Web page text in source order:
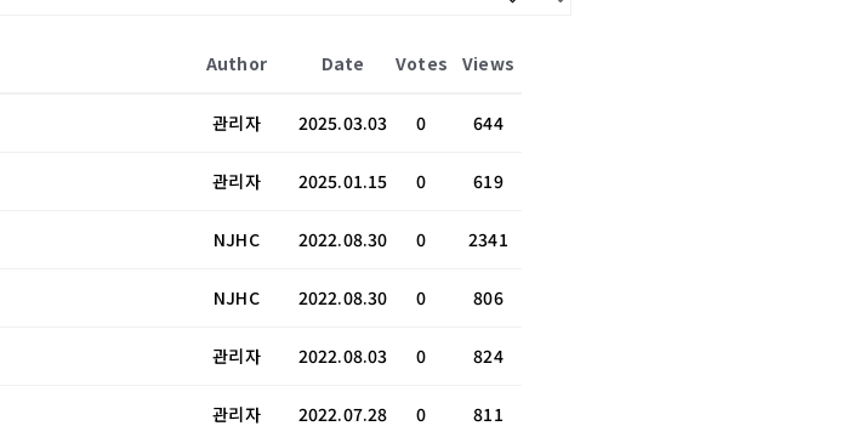
Author Date Votes Views
관리자 2025.03.03 0 644
관리자 2025.01.15 0 619
NJHC 2022.08.30 0 2341
NJHC 2022.08.30 0 806
관리자 2022.08.03 0 824
관리자 2022.07.28 0 811